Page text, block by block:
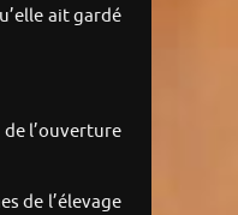
ait gardé
l’ouverture
de l’élevage